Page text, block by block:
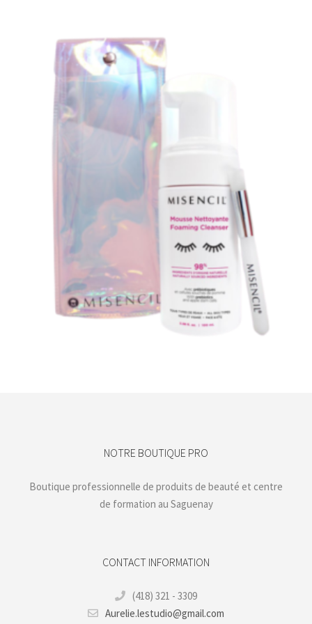
Achats réservés aux membres de la boutique
NOTRE BOUTIQUE PRO
Boutique professionnelle de produits de beauté et centre
de formation au Saguenay
CONTACT INFORMATION
(418) 321 - 3309
Aurelie.lestudio@gmail.com